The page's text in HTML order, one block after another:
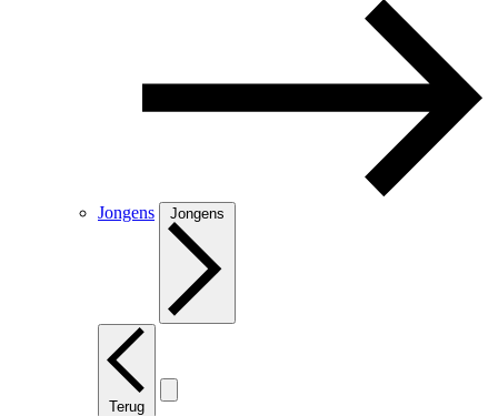
Jongens Jongens
Terug